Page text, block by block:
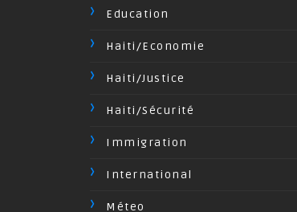
Education
Haiti/Economie
Haiti/Justice
Haiti/Sécurité
Immigration
International
Méteo